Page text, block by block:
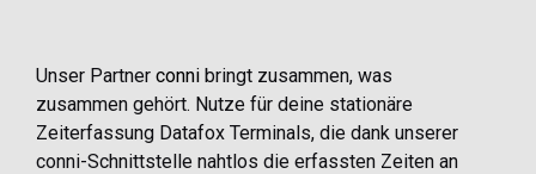
Unser Partner conni bringt zusammen, was
zusammen gehört. Nutze für deine stationäre
Zeiterfassung Datafox Terminals, die dank unserer
conni-Schnittstelle nahtlos die erfassten Zeiten an